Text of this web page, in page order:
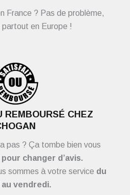
France ? Pas de problème,
partout en Europe !
REMBOURSÉ CHEZ
pas ? Ça tombe bien vous
changer d’avis.
sommes à votre service du
au vendredi.